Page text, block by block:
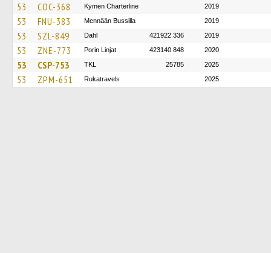
53 COC-368 Kymen Charterline 2019
53 FNU-383 Mennään Bussilla 2019
53 SZL-849 Dahl 421922 336 2019
53 ZNE-773 Porin Linjat 423140 848 2020
53 CSP-753 TKL 25785 2025
53 ZPM-651 Rukatravels 2025